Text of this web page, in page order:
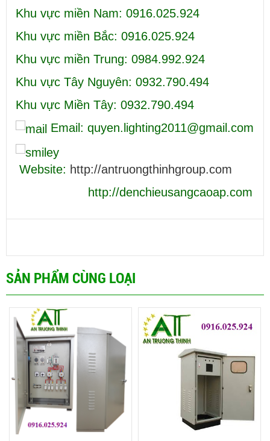
Khu vực miền Nam: 0916.025.924
Khu vực miền Bắc: 0916.025.924
Khu vực miền Trung: 0984.992.924
Khu vực Tây Nguyên: 0932.790.494
Khu vực Miền Tây: 0932.790.494
Email: quyen.lighting2011@gmail.com
Website: http://antruongthinhgroup.com
http://denchieusangcaoap.com
SẢN PHẨM CÙNG LOẠI